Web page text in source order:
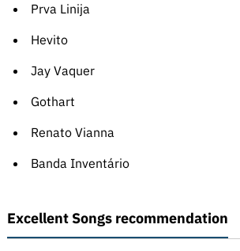
Prva Linija
Hevito
Jay Vaquer
Gothart
Renato Vianna
Banda Inventário
Excellent Songs recommendation